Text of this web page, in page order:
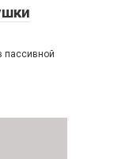
пассивной